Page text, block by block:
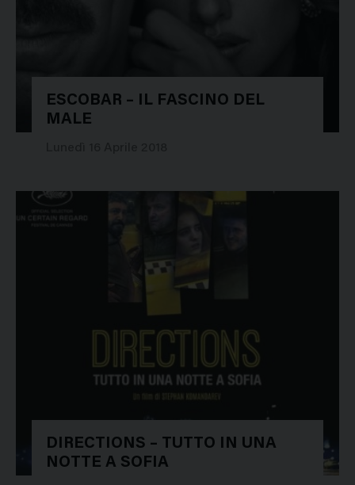
28090
ESCOBAR – IL FASCINO DEL
MALE
28233
DIRECTIONS – TUTTO IN UNA
NOTTE A SOFIA